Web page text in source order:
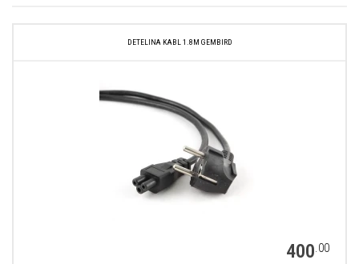
DETELINA KABL 1.8M GEMBIRD
400.00